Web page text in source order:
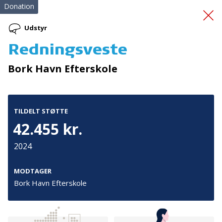
indkøb af redningsveste
Donation
Udstyr
Redningsveste
Bork Havn Efterskole
TILDELT STØTTE
42.455 kr.
2024
MODTAGER
Bork Havn Efterskole
Tilmeld nyhedsbrev
De seneste nyheder om TrygFondens og TryghedsGruppens
aktiviteter direkte i din indbakke.
Tilmeld